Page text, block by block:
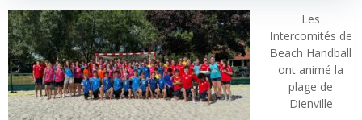
Les
Intercomités de
Beach Handball
ont animé la
plage de
Dienville